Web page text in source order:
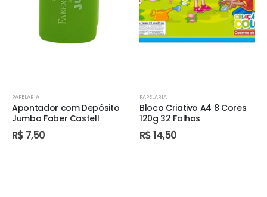
PAPELARIA
Apontador com Depósito
Jumbo Faber Castell
R$ 7,50
PAPELARIA
Bloco Criativo A4 8 Cores
120g 32 Folhas
R$14,50